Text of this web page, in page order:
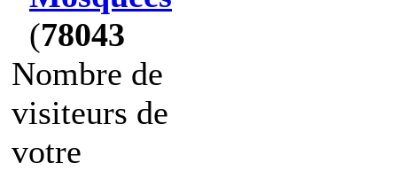
(78043
Nombre de
visiteurs de
votre